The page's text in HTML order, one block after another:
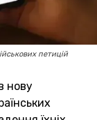
петицій
нову